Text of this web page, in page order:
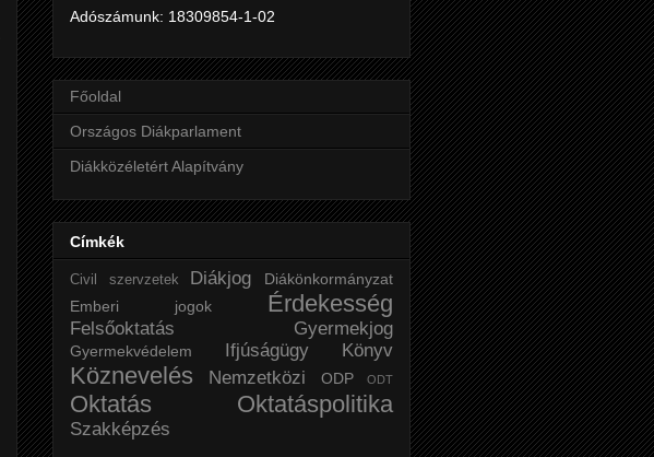
Adószámunk: 18309854-1-02
Főoldal
Országos Diákparlament
Diákközéletért Alapítvány
Címkék
Civil szervzetek Diákjog
Diákönkormányzat
Emberi jogok
Érdekesség
Felsőoktatás Gyermekjog
Gyermekvédelem Ifjúságügy Könyv
Köznevelés Nemzetközi ODP ODT
Oktatás Oktatáspolitika
Szakképzés